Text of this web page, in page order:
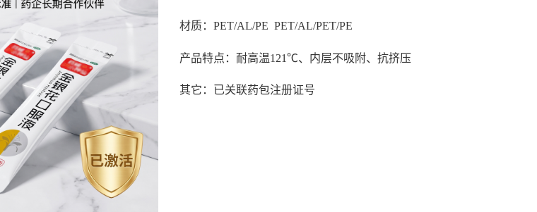
材质：PET/AL/PE PET/AL/PET/PE
产品特点：耐高温121℃、内层不吸附、抗挤压
其它：已关联药包注册证号